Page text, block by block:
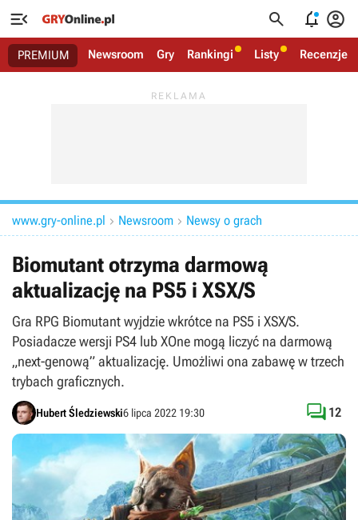
   
PREMIUM Newsroom Gry Rankingi Listy Recenzje
www.gry-online.pl  Newsroom  Newsy o grach
Biomutant otrzyma darmową
aktualizację na PS5 i XSX/S
Gra RPG Biomutant wyjdzie wkrótce na PS5 i XSX/S.
Posiadacze wersji PS4 lub XOne mogą liczyć na darmową
„next-genową” aktualizację. Umożliwi ona zabawę w trzech
trybach graficznych.
Hubert Śledziewski6 lipca 2022 19:30  12